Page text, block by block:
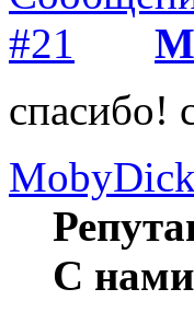
спасибо!
С